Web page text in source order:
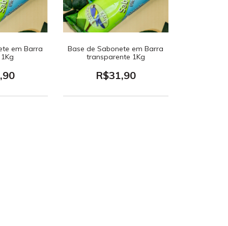
em Barra
Base de Sabonete em Barra
transparente 1Kg
R$31,90